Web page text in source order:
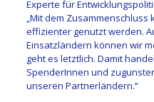
Experte für
„Mit dem
effizienter genutzt werden.
Einsatzländern können wir
geht es letztlich. Damit
SpenderInnen und
unseren Partnerländern.“